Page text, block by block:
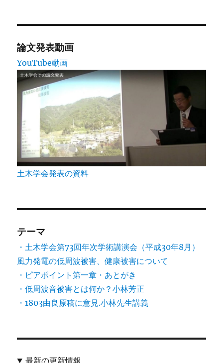
祭
よ
う
（大
た
い
ま
つ）
を
担
ぎ
論文発表動画
YouTube動画
土木学会発表の資料
テーマ
・土木学会第73回年次学術講演会（平成30年8月）
風力発電の低周波被害、健康被害について
・ピアポイント第一章・あとがき
・低周波音被害とは何か？小林芳正
・1803由良原稿に意見.小林先生講義
最新の更新情報